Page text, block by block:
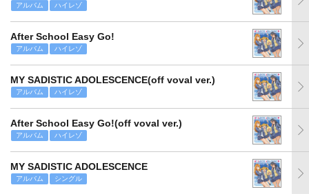
アルバム ハイレゾ
After School Easy Go!
アルバム ハイレゾ
MY SADISTIC ADOLESCENCE(off voval ver.)
アルバム ハイレゾ
After School Easy Go!(off voval ver.)
アルバム ハイレゾ
MY SADISTIC ADOLESCENCE
アルバム シングル